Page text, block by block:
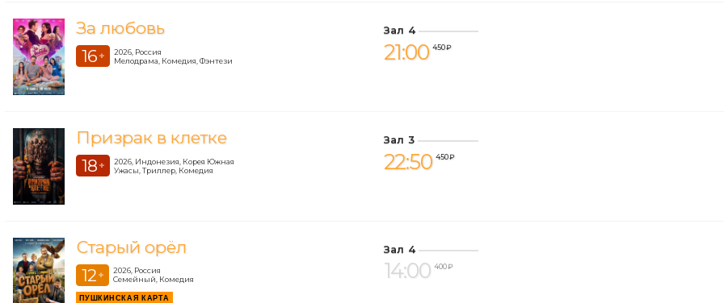
За любовь
16 +
2026, Россия
Мелодрама, Комедия, Фэнтези
Зал 4
21:00 450 ₽
Призрак в клетке
18 +
2026, Индонезия, Корея Южная
Ужасы, Триллер, Комедия
Зал 3
22:50 450 ₽
Старый орёл
12 +
2026, Россия
Семейный, Комедия
ПУШКИНСКАЯ КАРТА
Зал 4
14:00 400 ₽